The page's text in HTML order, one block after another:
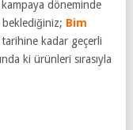
kampaya döneminde
Bim
tarihine kadar geçerli
ki ürünleri sırasıyla